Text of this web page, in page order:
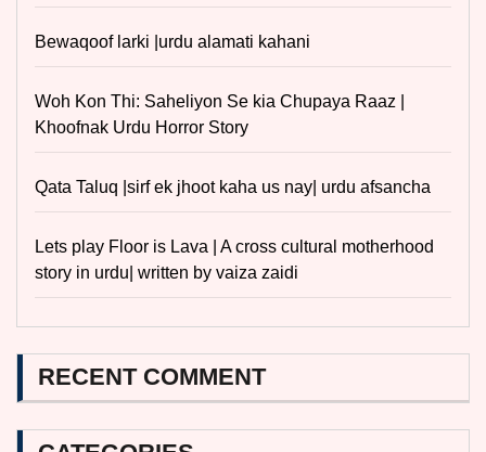
Bewaqoof larki |urdu alamati kahani
Woh Kon Thi: Saheliyon Se kia Chupaya Raaz |
Khoofnak Urdu Horror Story
Qata Taluq |sirf ek jhoot kaha us nay| urdu afsancha
Lets play Floor is Lava | A cross cultural motherhood
story in urdu| written by vaiza zaidi
RECENT COMMENT